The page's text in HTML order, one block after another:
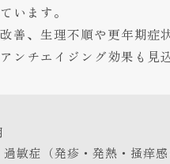
います。
善、生理不順や更年期
ンチエイジング効果も見
敏症（発疹・発熱・掻痒